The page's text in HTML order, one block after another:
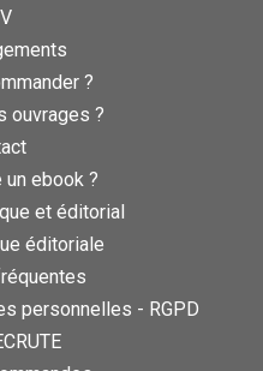
?
ouvrages ?
un ebook ?
et éditorial
éditoriale
personnelles - RGPD